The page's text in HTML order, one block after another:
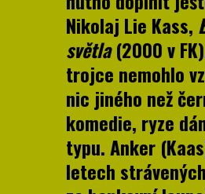
Nikolaj Lie Kass,
světla(2000 v
trojce nemohlo
nic jiného než
komedie, ryze
typu. Anker
letech